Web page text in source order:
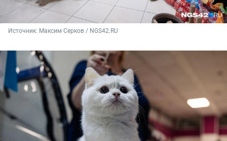
Источник: Максим Серков / NGS42.RU